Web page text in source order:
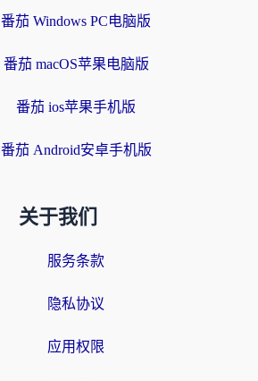
番茄 Windows PC电脑版
番茄 macOS苹果电脑版
番茄 ios苹果手机版
番茄 Android安卓手机版
关于我们
服务条款
隐私协议
应用权限